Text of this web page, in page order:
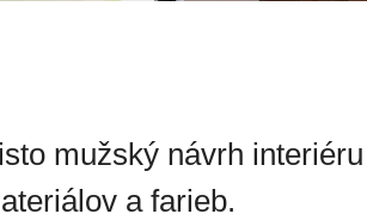
mužský návrh
a farieb.